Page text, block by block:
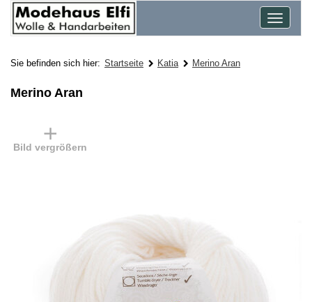
Toggle
Sie befinden sich hier: Startseite Katia Merino Aran
Merino Aran
Bild vergrößern